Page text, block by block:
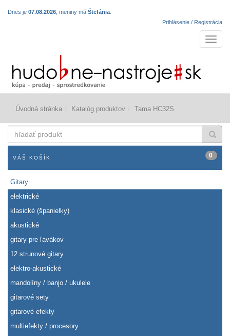
Dnes je 07.08.2026 , meniny má Štefánia
Prihlásenie / Registrácia
Úvodná stránka Katalóg produktov Tama HC32S
produkt
VÁŠ KOŠÍK 0
Gitary
elektrické
klasické (španielky)
akustické
gitary pre ľavákov
12 strunové gitary
elektro-akustické
mandolíny / banjo / ukulele
gitarové sety
gitarové efekty
multiefekty / procesory